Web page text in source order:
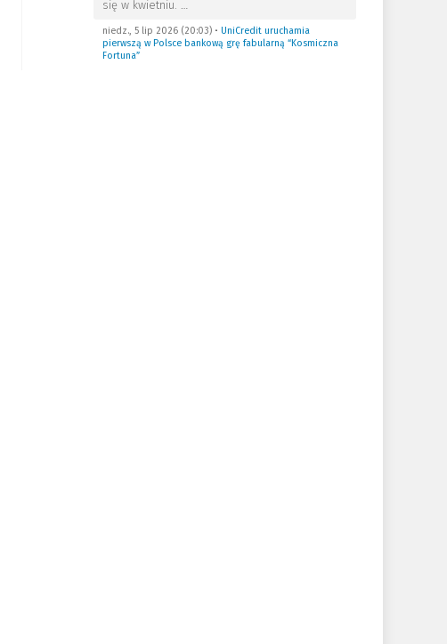
się w kwietniu. …
niedz., 5 lip 2026 (20:03)• UniCredit uruchamia
pierwszą w Polsce bankową grę fabularną “Kosmiczna
Fortuna”